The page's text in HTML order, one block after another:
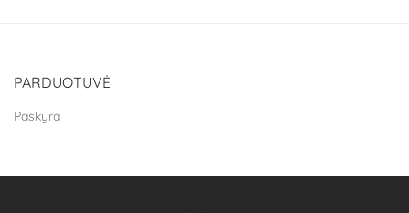
PARDUOTUVĖ
Paskyra